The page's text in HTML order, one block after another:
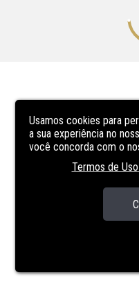
Usamos cookies para
a sua experiência no
você concorda com o
Termos de Uso